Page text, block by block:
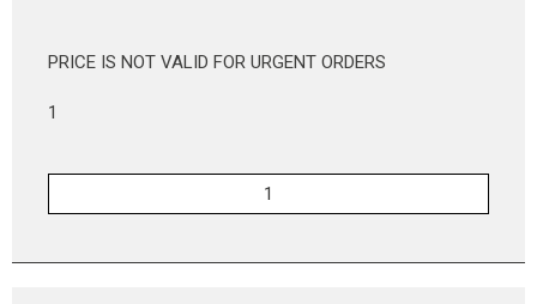
PRICE IS NOT VALID FOR URGENT ORDERS
1